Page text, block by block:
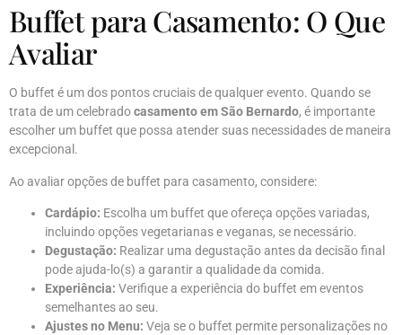
Buffet para Casamento: O Que
Avaliar
O buffet é um dos pontos cruciais de qualquer evento. Quando se
trata de um celebradocasamento em São Bernardo, é importante
escolher um buffet que possa atender suas necessidades de maneira
excepcional.
Ao avaliar opções de buffet para casamento, considere:
Cardápio: Escolha um buffet que ofereça opções variadas,
incluindo opções vegetarianas e veganas, se necessário.
Degustação: Realizar uma degustação antes da decisão final
pode ajuda-lo(s) a garantir a qualidade da comida.
Experiência: Verifique a experiência do buffet em eventos
semelhantes ao seu.
Ajustes no Menu: Veja se o buffet permite personalizações no